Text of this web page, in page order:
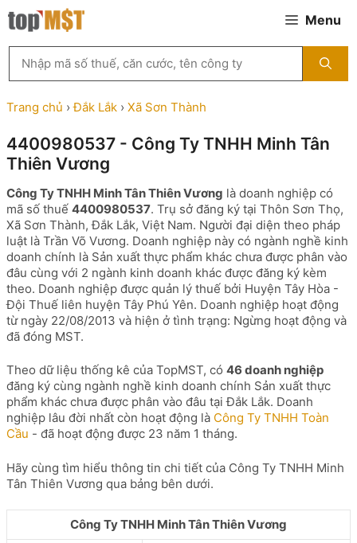
Chuyển
đến
Menu
kiếm
MST
theo
tên
ty,
người
diện
hoặc
mã
số
thuế
...
Trang chủ ›Đắk Lắk › Xã Sơn Thành
4400980537 - Công Ty TNHH Minh Tân
Thiên Vương
Công Ty TNHH Minh Tân Thiên Vương là doanh nghiệp có
mã số thuế 4400980537. Trụ sở đăng ký tại Thôn Sơn Thọ,
Xã Sơn Thành, Đắk Lắk, Việt Nam. Người đại diện theo pháp
luật là Trần Võ Vương. Doanh nghiệp này có ngành nghề kinh
doanh chính là Sản xuất thực phẩm khác chưa được phân vào
đâu cùng với 2 ngành kinh doanh khác được đăng ký kèm
theo. Doanh nghiệp được quản lý thuế bởi Huyện Tây Hòa -
Đội Thuế liên huyện Tây Phú Yên. Doanh nghiệp hoạt động
từ ngày 22/08/2013 và hiện ở tình trạng: Ngừng hoạt động và
đã đóng MST.
Theo dữ liệu thống kê của TopMST, có 46 doanh nghiệp
đăng ký cùng ngành nghề kinh doanh chính Sản xuất thực
phẩm khác chưa được phân vào đâu tại Đắk Lắk. Doanh
nghiệp lâu đời nhất còn hoạt động là Công Ty TNHH Toàn
Cầu - đã hoạt động được 23 năm 1 tháng.
Hãy cùng tìm hiểu thông tin chi tiết của Công Ty TNHH Minh
Tân Thiên Vương qua bảng bên dưới.
Công Ty TNHH Minh Tân Thiên Vương